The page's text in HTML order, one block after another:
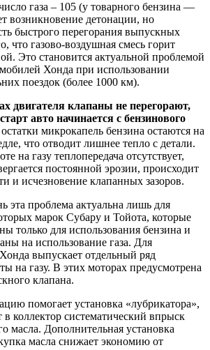
газа – 105 (у товарного бензина —
возникновение детонации, но
быстрого перегорания выпускных
что газово-воздушная смесь горит
Это становится актуальной проблемой
Хонда при использовании
поездок (более 1000 км).
двигателя клапаны не перегорают,
авто начинается с бензинового
микрокапель бензина остаются на
что отводит лишнее тепло с детали.
на газу теплопередача отсутствует,
постоянной эрозии, происходит
и исчезновение клапанных зазоров.
эта проблема актуальна лишь для
марок Субару и Тойота, которые
только для использования бензина и
на использование газа. Для
выпускает отдельный ряд
на газу. В этих моторах предусмотрена
клапана.
помогает установка «лубрикатора»,
коллектор систематический впрыск
масла. Дополнительная установка
масла снижает экономию от